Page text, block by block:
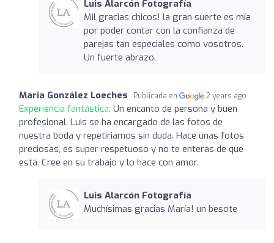
Luis Alarcón Fotografía
Mil gracias chicos! la gran suerte es mía
por poder contar con la confianza de
parejas tan especiales como vosotros.
Un fuerte abrazo.
Maria González Loeches Publicada en 2 years ago
Experiencia fantástica: Un encanto de persona y buen
profesional. Luis se ha encargado de las fotos de
nuestra boda y repetiriamos sin duda. Hace unas fotos
preciosas, es super respetuoso y no te enteras de que
está. Cree en su trabajo y lo hace con amor.
Luis Alarcón Fotografía
Muchísimas gracias María! un besote